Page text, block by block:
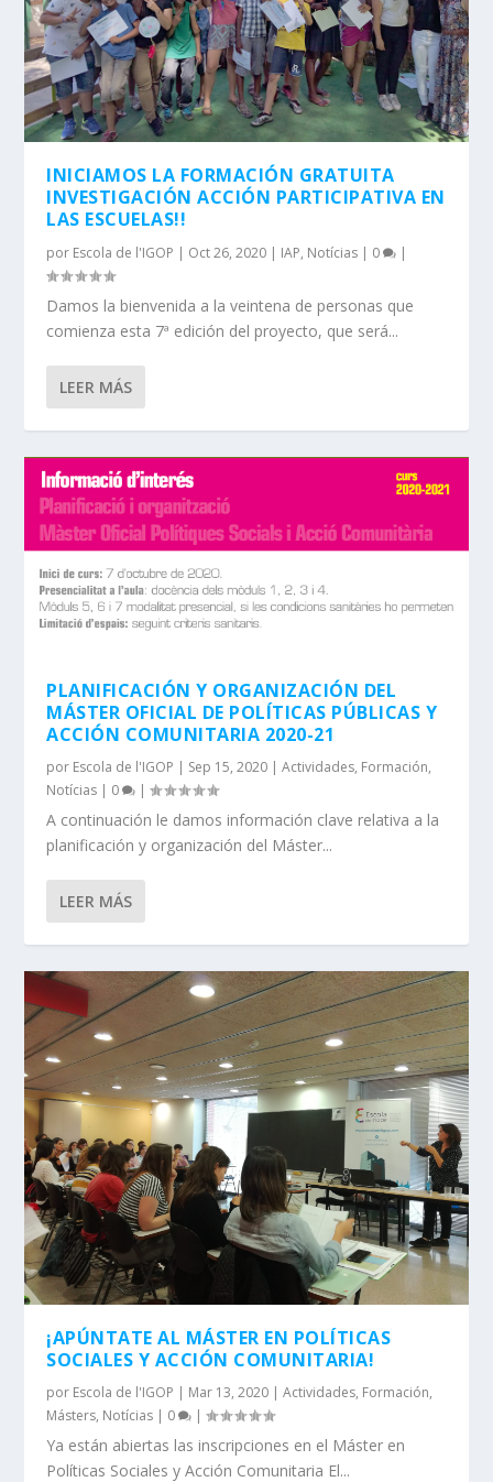
INICIAMOS LA FORMACIÓN GRATUITA
INVESTIGACIÓN ACCIÓN PARTICIPATIVA EN
LAS ESCUELAS!!
por Escola de l'IGOP | Oct 26, 2020 | IAP, Notícias | 0 |
Damos la bienvenida a la veintena de personas que
comienza esta 7ª edición del proyecto, que será...
LEER MÁS
PLANIFICACIÓN Y ORGANIZACIÓN DEL
MÁSTER OFICIAL DE POLÍTICAS PÚBLICAS Y
ACCIÓN COMUNITARIA 2020-21
por Escola de l'IGOP | Sep 15, 2020 |Actividades, Formación,
Notícias | 0 |
A continuación le damos información clave relativa a la
planificación y organización del Máster...
LEER MÁS
¡APÚNTATE AL MÁSTER EN POLÍTICAS
SOCIALES Y ACCIÓN COMUNITARIA!
por Escola de l'IGOP | Mar 13, 2020 |Actividades, Formación,
Másters, Notícias | 0 |
Ya están abiertas las inscripciones en el Máster en
Políticas Sociales y Acción Comunitaria El...